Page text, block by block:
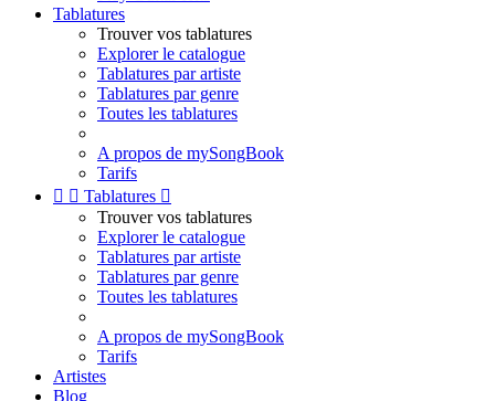
Tablatures
Trouver vos tablatures
Explorer le catalogue
Tablatures par artiste
Tablatures par genre
Toutes les tablatures
A propos de mySongBook
Tarifs
  Tablatures 
Trouver vos tablatures
Explorer le catalogue
Tablatures par artiste
Tablatures par genre
Toutes les tablatures
A propos de mySongBook
Tarifs
Artistes
Blog